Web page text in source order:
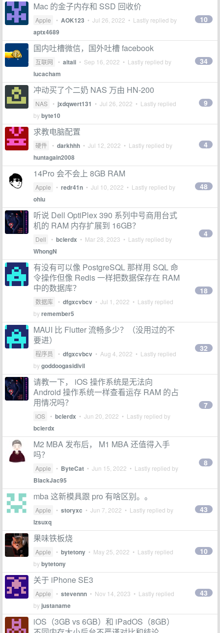
Mac 的金子内存和 SSD 回收价
Apple • AOK123 • Jul 26, 2022 • Lastly replied by
aptx4689
10
国内吐槽微信，国外吐槽 facebook
互联网 • aitaii • Sep 16, 2022 • Lastly replied by
lucacham
34
冲动买了个二奶 NAS 万由 HN-200
NAS • jxdqwert131 • Jul 26, 2022 • Lastly replied
bybyte10
9
求教电脑配置
硬件 • darkhhh • Jul 12, 2022 • Lastly replied by
huntagain2008
4
14Pro 会不会上 8GB RAM
Apple • redr41n • Jul 10, 2022 • Lastly replied by
ohiu
48
听说 Dell OptiPlex 390 系列中号商用台式
机的 RAM 内存扩展到 16GB？
Dell • bclerdx • Mar 28, 2023 • Lastly replied by
WhongN
4
有没有可以像 PostgreSQL 那样用 SQL 命
令操作但像 Redis 一样把数据保存在 RAM
中的数据库？
数据库 • dfgxcvbcv • Jul 1, 2022 • Lastly replied
byremember5
18
MAUI 比 Flutter 流畅多少？（没用过的不
要进）
程序员 • dfgxcvbcv • Aug 4, 2022 • Lastly replied
bygoddoogasidivil
32
请教一下， iOS 操作系统是无法向
Android 操作系统一样查看运存 RAM 的占
用情况吗？
iOS • bclerdx • Jun 20, 2022 • Lastly replied by
bclerdx
7
M2 MBA 发布后， M1 MBA 还值得入手
吗？
Apple • ByteCat • Jun 15, 2022 • Lastly replied by
BlackJac95
8
mba 这新模具跟 pro 有啥区别。。
Apple • storyxc • Jun 7, 2022 • Lastly replied by
lzsuxq
43
果味铁板烧
Apple • bytetony • May 25, 2022 • Lastly replied
bybytetony
10
关于 iPhone SE3
Apple • stevennn • Nov 14, 2023 • Lastly replied
by justaname
43
iOS（3GB vs 6GB）和 iPadOS（8GB）